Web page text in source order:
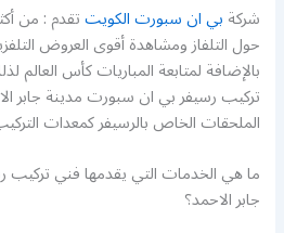
شركةبي ان سبورت الكويتتقدم : من
حول التلفاز ومشاهدة أقوى العروض
بالإضافة لمتابعة المباريات كأس
تركيب رسيفر بي ان سبورت مدينة جابر
الملحقات الخاص بالرسيفر كمعدات
ما هي الخدمات التي يقدمها فني
جابر الاحمد؟